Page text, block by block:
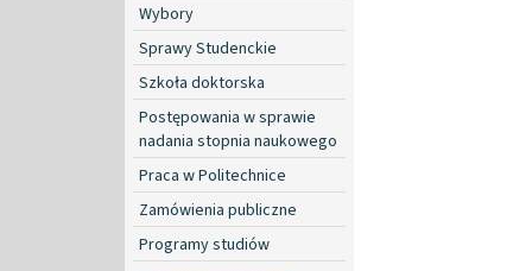
Wybory
Sprawy Studenckie
Szkoła doktorska
Postępowania w sprawie
nadania stopnia naukowego
Praca w Politechnice
Zamówienia publiczne
Programy studiów